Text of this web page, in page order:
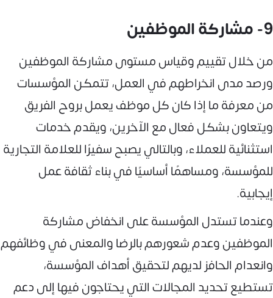
9- مشاركة الموظفين
من خلال تقييم وقياس مستوى مشاركة الموظفين
ورصد مدى انخراطهم في العمل، تتمكن المؤسسات
من معرفة ما إذا كان كل موظف يعمل بروح الفريق
ويتعاون بشكل فعال مع الآخرين، ويقدم خدمات
استثنائية للعملاء، وبالتالي يصبح سفيرًا للعلامة التجارية
للمؤسسة، ومساهمًا أساسيًا في بناء ثقافة عمل
إيجابية.
وعندما تستدل المؤسسة على انخفاض مشاركة
الموظفين وعدم شعورهم بالرضا والمعنى في وظائفهم
وانعدام الحافز لديهم لتحقيق أهداف المؤسسة،
تستطيع تحديد المجالات التي يحتاجون فيها إلى دعم